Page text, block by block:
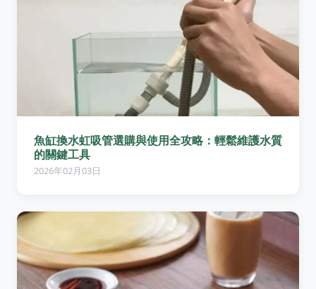
魚缸換水虹吸管選購與使用全攻略：輕鬆維護水質
的關鍵工具
2026年02月03日